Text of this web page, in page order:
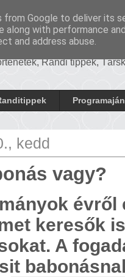
Randi tippek,
kedd
vagy?
évről
keresők
A
Google to deliver its
along with performance
and address abuse.